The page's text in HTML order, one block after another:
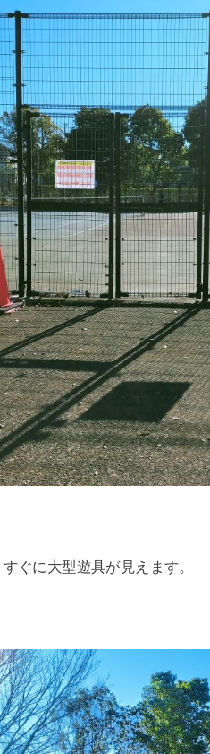
ぐに大型遊具が見えます。